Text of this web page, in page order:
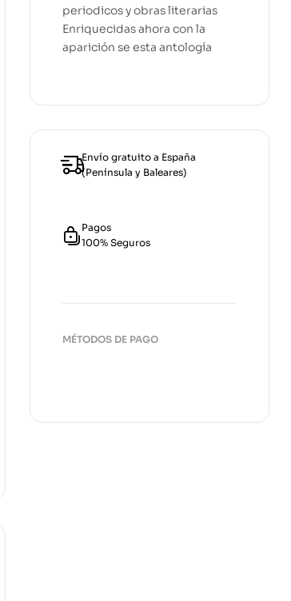
periodicos y obras literarias
Enriquecidas ahora con la
aparición se esta antología
Envío gratuito a España
(Península y Baleares)
Pagos
100% Seguros
MÉTODOS DE PAGO